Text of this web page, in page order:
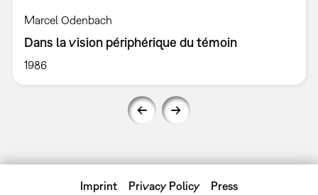
Marcel Odenbach
Dans la vision périphérique du témoin
1986
Imprint Privacy Policy Press